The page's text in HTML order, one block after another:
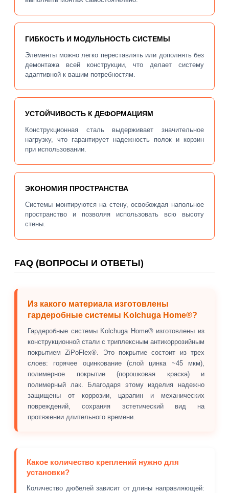
ГИБКОСТЬ И МОДУЛЬНОСТЬ СИСТЕМЫ
Элементы можно легко переставлять или дополнять без
демонтажа всей конструкции, что делает систему
адаптивной к вашим потребностям.
УСТОЙЧИВОСТЬ К ДЕФОРМАЦИЯМ
Конструкционная сталь выдерживает значительное
нагрузку, что гарантирует надежность полок и корзин
при использовании.
ЭКОНОМИЯ ПРОСТРАНСТВА
Системы монтируются на стену, освобождая напольное
пространство и позволяя использовать всю высоту
стены.
FAQ (ВОПРОСЫ И ОТВЕТЫ)
Из какого материала изготовлены
гардеробные системы Kolchuga Home®?
Гардеробные системы Kolchuga Home® изготовлены из
конструкционной стали с триплексным антикоррозийным
покрытием ZiPoFlex®. Это покрытие состоит из трех
слоев: горячее оцинкование (слой цинка ~45 мкм),
полимерное покрытие (порошковая краска) и
полимерный лак. Благодаря этому изделия надежно
защищены от коррозии, царапин и механических
повреждений, сохраняя эстетический вид на
протяжении длительного времени.
Какое количество креплений нужно для
установки?
Количество дюбелей зависит от длины направляющей: